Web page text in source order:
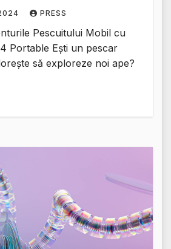
PRESS
Pescuitului Mobil cu
Portable Ești un pescar
să exploreze noi ape?